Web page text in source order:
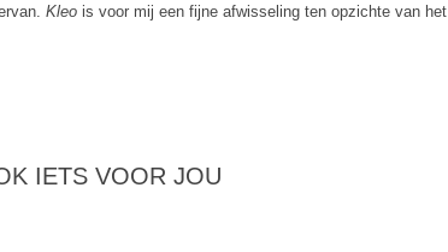
Kleo is voor mij een fijne afwisseling ten opzichte van het
IETS VOOR JOU